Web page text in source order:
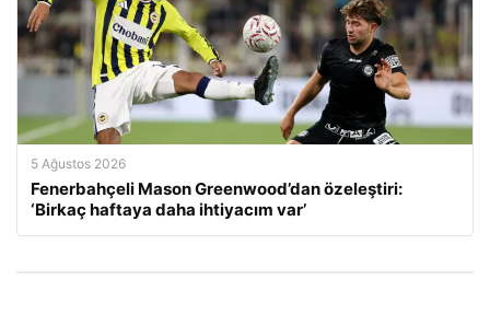
5 Ağustos 2026
Fenerbahçeli Mason Greenwood’dan özeleştiri:
‘Birkaç haftaya daha ihtiyacım var’